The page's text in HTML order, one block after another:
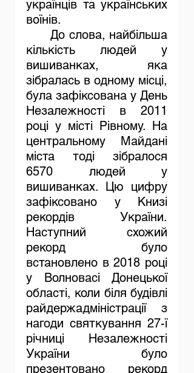
українців та українських
воїнів.
	До слова, найбільша
кількість людей у
вишиванках, яка
зібралась в одному місці,
була зафіксована у День
Незалежності в 2011
році у місті Рівному. На
центральному Майдані
міста тоді зібралося
6570 людей у
вишиванках. Цю цифру
зафіксовано у Книзі
рекордів України.
Наступний схожий
рекорд було
встановлено в 2018 році
у Волновасі Донецької
області, коли біля будівлі
райдержадміністрації з
нагоди святкування 27-ї
річниці Незалежності
України було
презентовано рекорд